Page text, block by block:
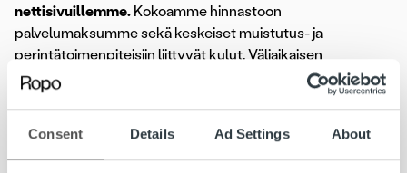
Consent Details Ad Settings About
nettisivuillemme. Kokoamme hinnastoon
palvelumaksumme sekä keskeiset muistutus- ja
perintätoimenpiteisiin liittyvät kulut. Väliaikaisen
perintälain aikana hinnastossa pidetään mukana myös
selventäviä päivämääriä, koska osaan säännöksistä on
Paras tapa arvioida onnistumista on antaa ääni asiakkaille ja